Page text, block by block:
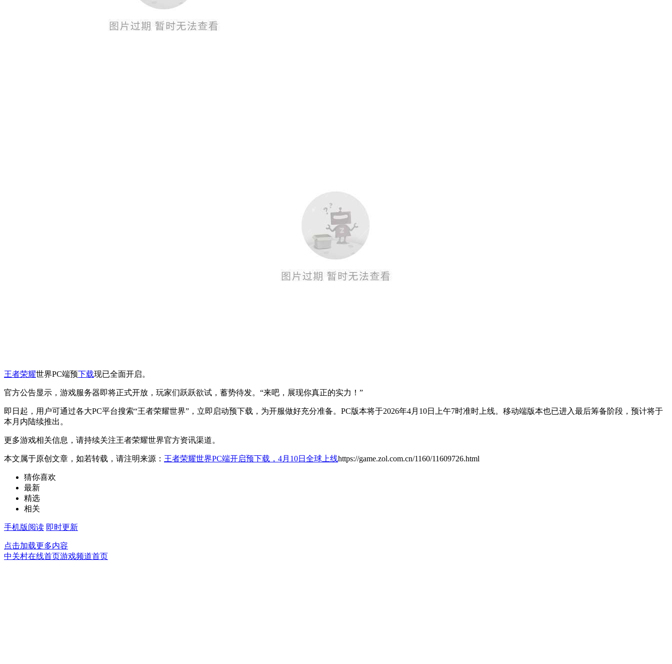
王者荣耀世界PC端预下载现已全面开启。
官方公告显示，游戏服务器即将正式开放，玩家们跃跃欲试，蓄势待发。“来吧，展现你真正的实力！”
即日起，用户可通过各大PC平台搜索“王者荣耀世界”，立即启动预下载，为开服做好充分准备。PC版本将于2026年4月10日上午7时准时上线。移动端版本也已进入最后筹备阶段，预计将于
本月内陆续推出。
更多游戏相关信息，请持续关注王者荣耀世界官方资讯渠道。
本文属于原创文章，如若转载，请注明来源： 王者荣耀世界PC端开启预下载，4月10日全球上线https://game.zol.com.cn/1160/11609726.html
猜你喜欢
最新
精选
相关
手机版阅读 即时更新
点击加载更多内容
中关村在线首页游戏频道首页